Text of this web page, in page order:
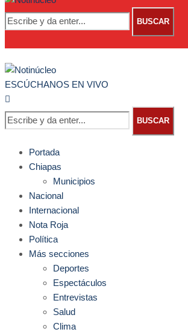
BUSCAR
ESCÚCHANOS EN VIVO
BUSCAR
Portada
Chiapas
Municipios
Nacional
Internacional
Nota Roja
Política
Más secciones
Deportes
Espectáculos
Entrevistas
Salud
Clima